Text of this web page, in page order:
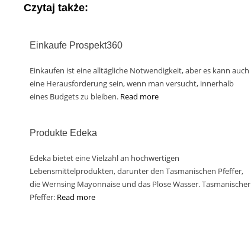
Czytaj także:
Einkaufe Prospekt360
Einkaufen ist eine alltägliche Notwendigkeit, aber es kann auch
eine Herausforderung sein, wenn man versucht, innerhalb
eines Budgets zu bleiben. Read more
Produkte Edeka
Edeka bietet eine Vielzahl an hochwertigen
Lebensmittelprodukten, darunter den Tasmanischen Pfeffer,
die Wernsing Mayonnaise und das Plose Wasser. Tasmanischer
Pfeffer: Read more